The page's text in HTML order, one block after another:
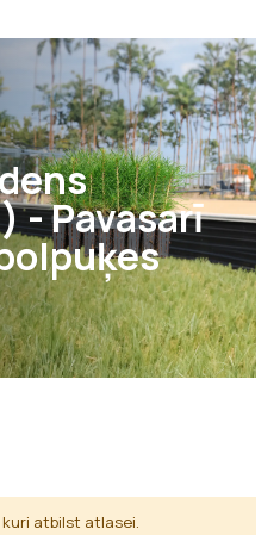
- Pavasarī
atbilst atlasei.